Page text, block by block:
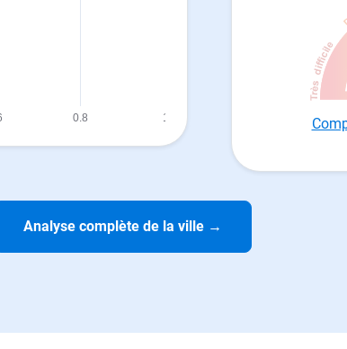
Analyse complète de la ville →